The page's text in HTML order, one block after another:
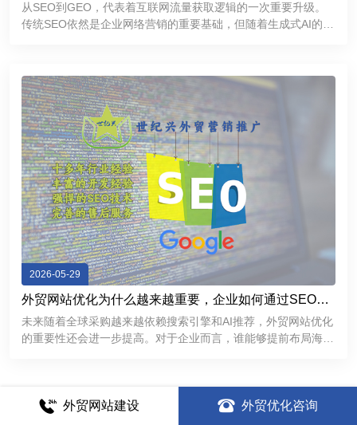
从SEO到GEO，代表着互联网流量获取逻辑的一次重要升级。
传统SEO依然是企业网络营销的重要基础，但随着生成式AI的普
2026-05-29
外贸网站优化为什么越来越重要，企业如何通过SEO获
取海外精准客户
未来随着全球采购越来越依赖搜索引擎和AI推荐，外贸网站优化
的重要性还会进一步提高。对于企业而言，谁能够提前布局海外
外贸网站建设 外贸优化咨询